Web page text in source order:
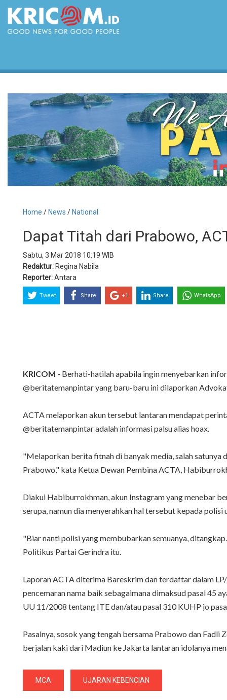
Home / News / National
Dapat Titah dari Prabowo,
Sabtu, 3 Mar 2018 10:19 WIB
Redaktur: Regina Nabila
Reporter:Antara
Tweet Share +1 Share WhatsApp
KRICOM - Berhati-hatilah apabila ingin menyebarkan
@beritatemanpintar yang baru-baru ini dilaporkan
ACTA melaporkan akun tersebut lantaran mendapat
@beritatemanpintar adalah informasi palsu alias hoax.
"Melaporkan berita fitnah di banyak media, salah satunya
Prabowo," kata Ketua Dewan Pembina ACTA,
Diakui Habiburrokhman, akun Instagram yang menebar
serupa, namun dia menyerahkan hal tersebut kepada
"Biar nanti polisi yang membubarkan semuanya,
Politikus Partai Gerindra itu.
Laporan ACTA diterima Bareskrim dan terdaftar dalam
pencemaran nama baik sebagaimana dimaksud pasal 45
UU 11/2008 tentang ITE dan/atau pasal 310 KUHP jo
Pasalnya, sosok yang tengah bersama Prabowo dan
berjalan kaki dari Madiun ke Jakarta lantaran idolanya
MCA UJARAN KEBENCIAN